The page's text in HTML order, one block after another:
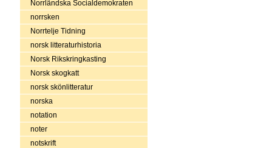
Norrländska Socialdemokraten
norrsken
Norrtelje Tidning
norsk litteraturhistoria
Norsk Rikskringkasting
Norsk skogkatt
norsk skönlitteratur
norska
notation
noter
notskrift